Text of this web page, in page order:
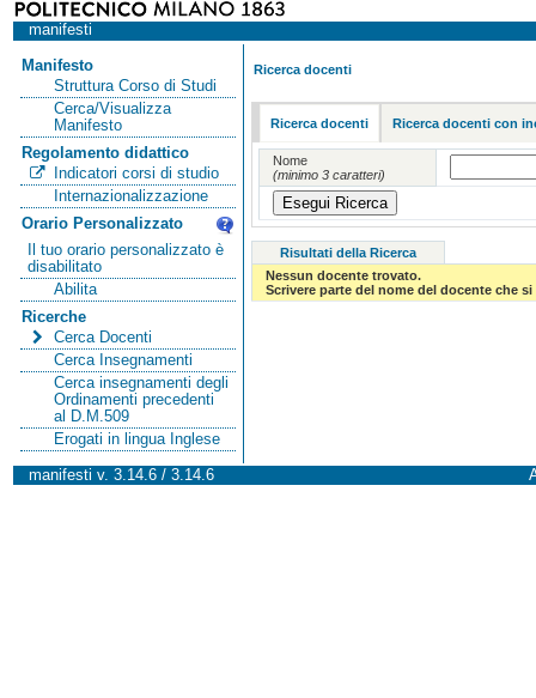
manifesti
Manifesto
Struttura Corso di Studi
Cerca/Visualizza
Manifesto
Regolamento didattico
Indicatori corsi di studio
Internazionalizzazione
Orario Personalizzato
Il tuo orario personalizzato è
disabilitato
Abilita
Ricerche
Cerca Docenti
Cerca Insegnamenti
Cerca insegnamenti degli
Ordinamenti precedenti
al D.M.509
Erogati in lingua Inglese
Ricerca docenti
Ricerca docenti Ricerca docenti con
Nome
(minimo 3 caratteri)
Risultati della Ricerca
Nessun docente trovato.
Scrivere parte del nome del docente che
manifesti v. 3.14.6 / 3.14.6